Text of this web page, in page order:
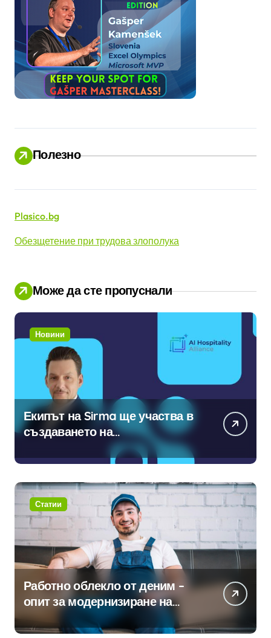
Полезно
Plasico.bg
Обезщетение при трудова злополука
Може да сте пропуснали
Новини
Екипът на Sirma ще участва в
създаването на
международните стандарти за
навлизане на изкуствен
интелект в хотелиерството
Статии
Работно облекло от деним –
опит за модернизиране на
традицията